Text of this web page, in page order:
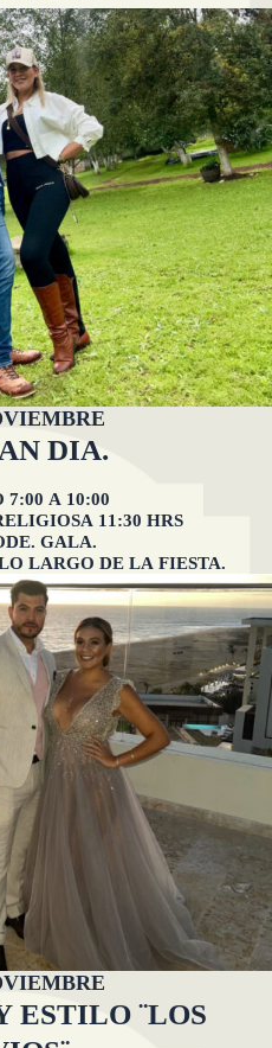
DIA.
7:00 A 10:00
11:30 HRS
GALA.
LARGO DE LA FIESTA.
ESTILO ¨LOS